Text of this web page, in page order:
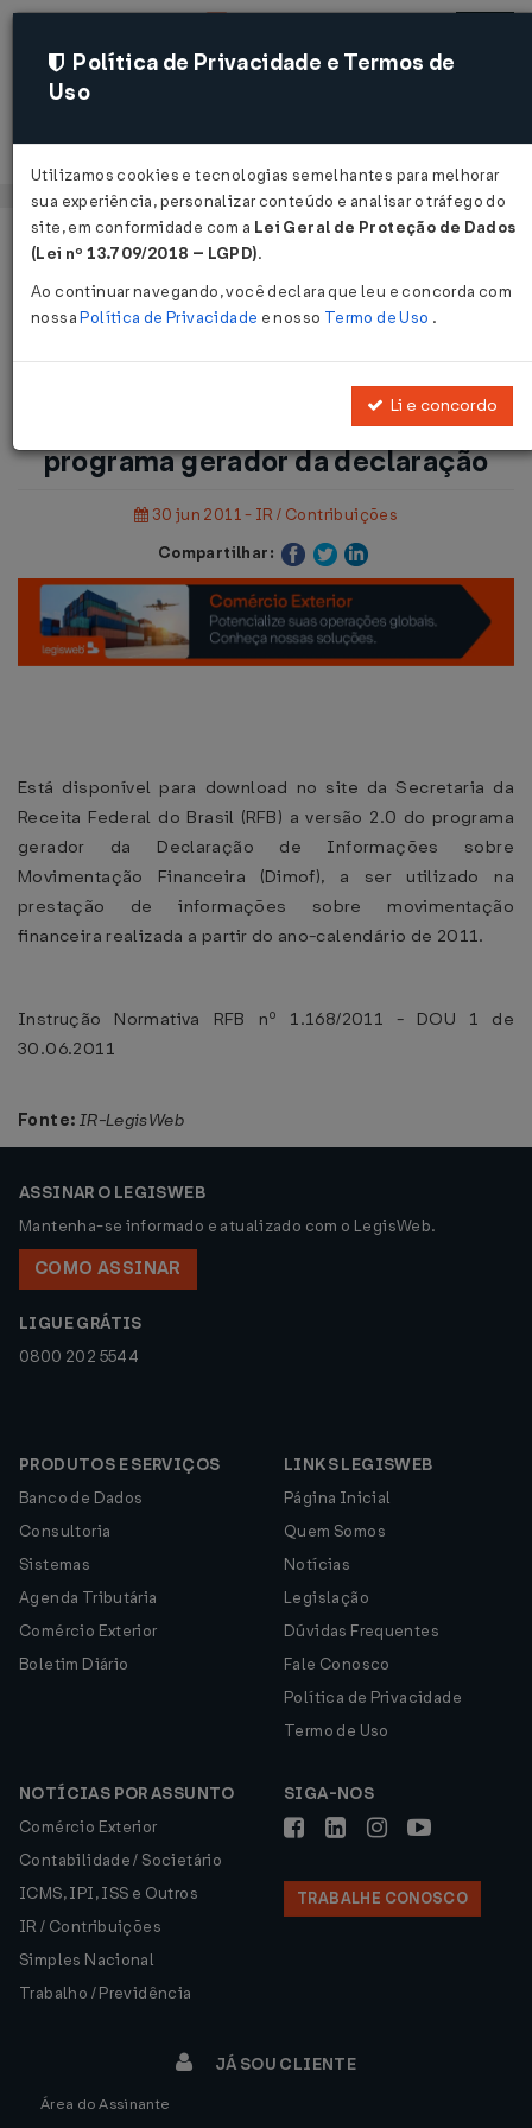
Acessar
Página Inicial
Notícias
declaração...
Voltar
Dimof - Aprovada a versão 2.0 do
programa gerador da declaração
30 jun 2011 - IR / Contribuições
Compartilhar:
Está disponível para download no site da Secretaria da
Receita Federal do Brasil (RFB) a versão 2.0 do programa
gerador da Declaração de Informações sobre
Movimentação Financeira (Dimof), a ser utilizado na
prestação de informações sobre movimentação
financeira realizada a partir do ano-calendário de 2011.
Instrução Normativa RFB nº 1.168/2011 - DOU 1 de
30.06.2011
Fonte: IR-LegisWeb
ASSINAR O LEGISWEB
Mantenha-se informado e atualizado com o LegisWeb.
COMO ASSINAR
LIGUE GRÁTIS
0800 202 5544
PRODUTOS E SERVIÇOS
Banco de Dados
Consultoria
Sistemas
Agenda Tributária
Comércio Exterior
Boletim Diário
LINKS LEGISWEB
Página Inicial
Quem Somos
Notícias
Legislação
Dúvidas Frequentes
Fale Conosco
Política de Privacidade
Termo de Uso
NOTÍCIAS POR ASSUNTO
Comércio Exterior
Contabilidade / Societário
ICMS, IPI, ISS e Outros
IR / Contribuições
Simples Nacional
Trabalho / Previdência
SIGA-NOS
TRABALHE CONOSCO
JÁ SOU CLIENTE
Área do Assinante
Política de Privacidade e Termos de
Uso
Utilizamos cookies e tecnologias semelhantes para melhorar
sua experiência, personalizar conteúdo e analisar o tráfego do
site, em conformidade com a Lei Geral de Proteção de Dados
(Lei nº 13.709/2018 – LGPD).
Ao continuar navegando, você declara que leu e concorda com
nossaPolítica de Privacidade e nosso Termo de Uso .
Li e concordo